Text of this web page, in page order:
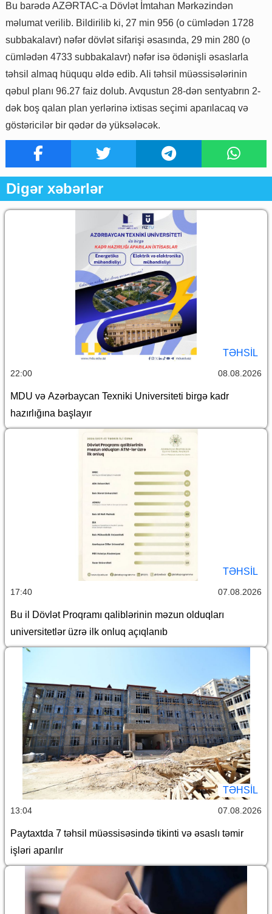
Bu barədə AZƏRTAC-a Dövlət İmtahan Mərkəzindən
məlumat verilib. Bildirilib ki, 27 min 956 (o cümlədən 1728
subbakalavr) nəfər dövlət sifarişi əsasında, 29 min 280 (o
cümlədən 4733 subbakalavr) nəfər isə ödənişli əsaslarla
təhsil almaq hüququ əldə edib. Ali təhsil müəssisələrinin
qəbul planı 96.27 faiz dolub. Avqustun 28-dən sentyabrın 2-
dək boş qalan plan yerlərinə ixtisas seçimi aparılacaq və
göstəricilər bir qədər də yüksələcək.
Digər xəbərlər
TƏHSIL
22:00 08.08.2026
MDU və Azərbaycan Texniki Universiteti birgə kadr
hazırlığına başlayır
TƏHSIL
17:40 07.08.2026
Bu il Dövlət Proqramı qaliblərinin məzun olduqları
universitetlər üzrə ilk onluq açıqlanıb
TƏHSIL
13:04 07.08.2026
Paytaxtda 7 təhsil müəssisəsində tikinti və əsaslı təmir
işləri aparılır